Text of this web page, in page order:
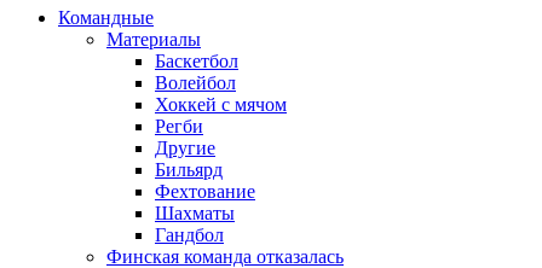
Командные
Материалы
Баскетбол
Волейбол
Хоккей с мячом
Регби
Другие
Бильярд
Фехтование
Шахматы
Гандбол
Финская команда отказалась